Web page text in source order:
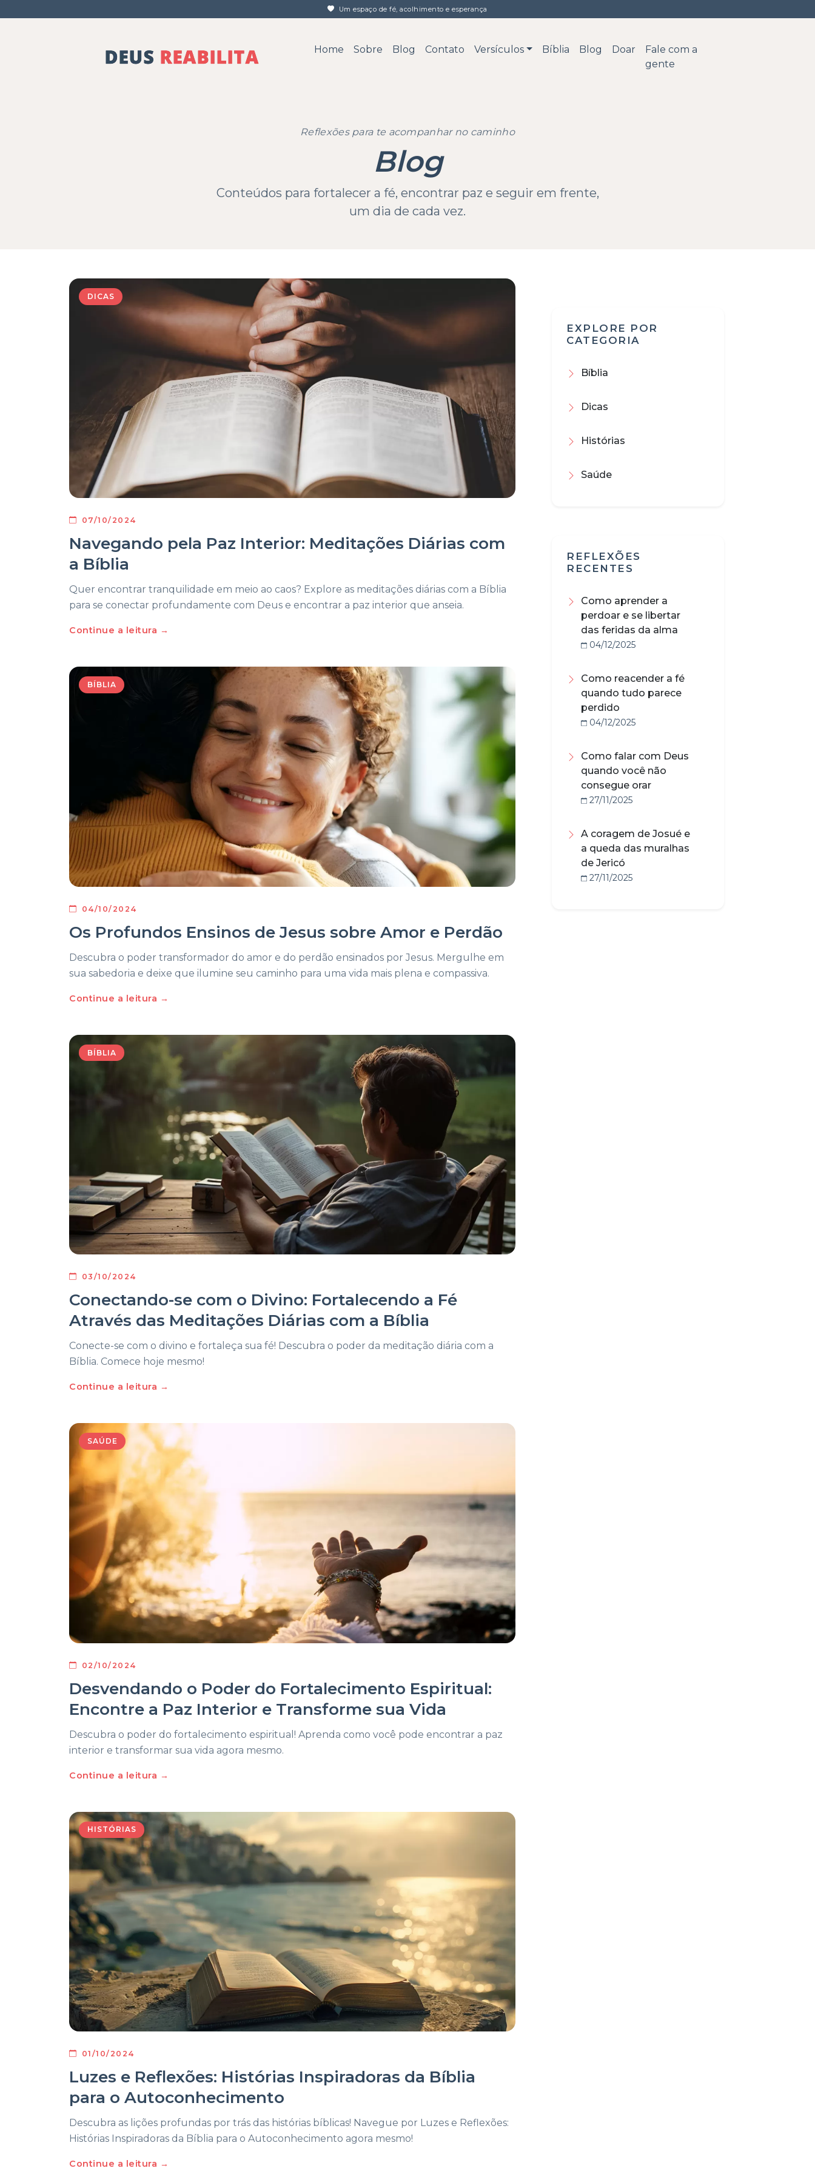
Um espaço de fé, acolhimento e esperança
Home Sobre Blog Contato Versículos Bíblia Blog Doar
Fale com a
gente
Reflexões para te acompanhar no caminho
Blog
Conteúdos para fortalecer a fé, encontrar paz e seguir em frente,
um dia de cada vez.
DICAS
07/10/2024
Navegando pela Paz Interior: Meditações Diárias com
a Bíblia
Quer encontrar tranquilidade em meio ao caos? Explore as meditações diárias com a Bíblia
para se conectar profundamente com Deus e encontrar a paz interior que anseia.
Continue a leitura →
BÍBLIA
04/10/2024
Os Profundos Ensinos de Jesus sobre Amor e Perdão
Descubra o poder transformador do amor e do perdão ensinados por Jesus. Mergulhe em
sua sabedoria e deixe que ilumine seu caminho para uma vida mais plena e compassiva.
Continue a leitura →
BÍBLIA
03/10/2024
Conectando-se com o Divino: Fortalecendo a Fé
Através das Meditações Diárias com a Bíblia
Conecte-se com o divino e fortaleça sua fé! Descubra o poder da meditação diária com a
Bíblia. Comece hoje mesmo!
Continue a leitura →
SAÚDE
02/10/2024
Desvendando o Poder do Fortalecimento Espiritual:
Encontre a Paz Interior e Transforme sua Vida
Descubra o poder do fortalecimento espiritual! Aprenda como você pode encontrar a paz
interior e transformar sua vida agora mesmo.
Continue a leitura →
HISTÓRIAS
01/10/2024
Luzes e Reflexões: Histórias Inspiradoras da Bíblia
para o Autoconhecimento
Descubra as lições profundas por trás das histórias bíblicas! Navegue por Luzes e Reflexões:
Histórias Inspiradoras da Bíblia para o Autoconhecimento agora mesmo!
Continue a leitura →
EXPLORE POR
CATEGORIA
Bíblia
Dicas
Histórias
Saúde
REFLEXÕES
RECENTES
Como aprender a
perdoar e se libertar
das feridas da alma
04/12/2025
Como reacender a fé
quando tudo parece
perdido
04/12/2025
Como falar com Deus
quando você não
consegue orar
27/11/2025
A coragem de Josué e
a queda das muralhas
de Jericó
27/11/2025